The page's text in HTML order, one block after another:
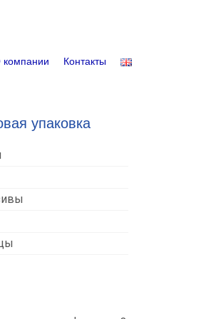
Контакты
упаковка